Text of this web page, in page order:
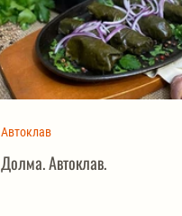
Долма. Автоклав.
Автоклав